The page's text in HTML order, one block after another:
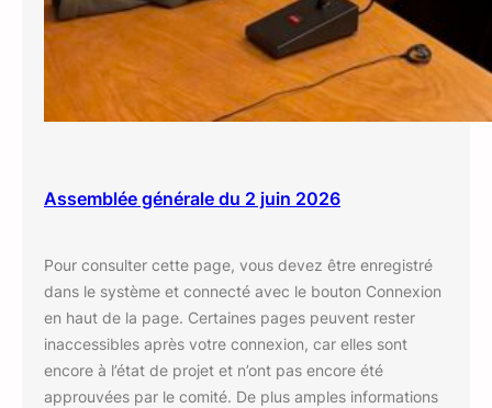
Assemblée générale du 2 juin 2026
Pour consulter cette page, vous devez être enregistré
dans le système et connecté avec le bouton Connexion
en haut de la page. Certaines pages peuvent rester
inaccessibles après votre connexion, car elles sont
encore à l’état de projet et n’ont pas encore été
approuvées par le comité. De plus amples informations